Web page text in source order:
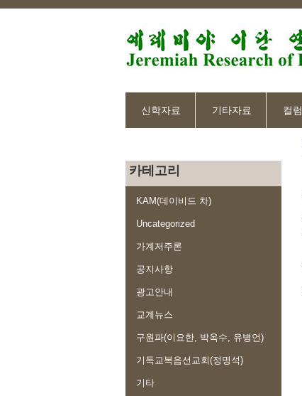
신학자료 기타자료 컬럼
카테고리
KAM(데이비드 차)
Uncategorized
가계저주론
공지사항
광고안내
교계뉴스
구원파(이요한, 박옥수, 유병언)
기독교복음선교회(정명석)
기타